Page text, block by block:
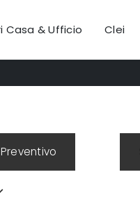
Casa & Ufficio Clei